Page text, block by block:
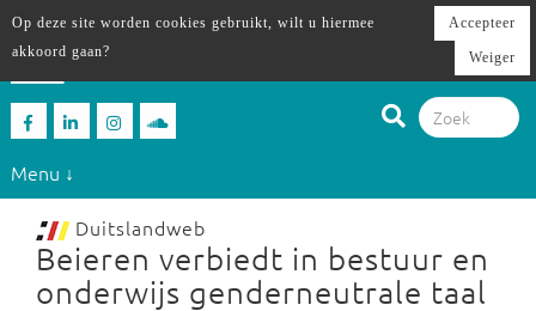
Menu ↓
Duitslandweb
Beieren verbiedt in bestuur en
onderwijs genderneutrale taal
Op deze site worden cookies gebruikt, wilt u hiermee
akkoord gaan?
Accepteer
Weiger